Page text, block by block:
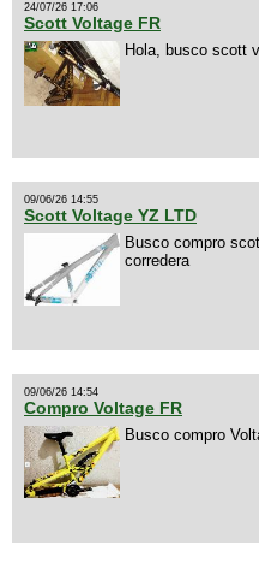
24/07/26 17:06
Scott Voltage FR
Hola, busco scott
09/06/26 14:55
Scott Voltage YZ LTD
Busco compro
corredera
09/06/26 14:54
Compro Voltage FR
Busco compro